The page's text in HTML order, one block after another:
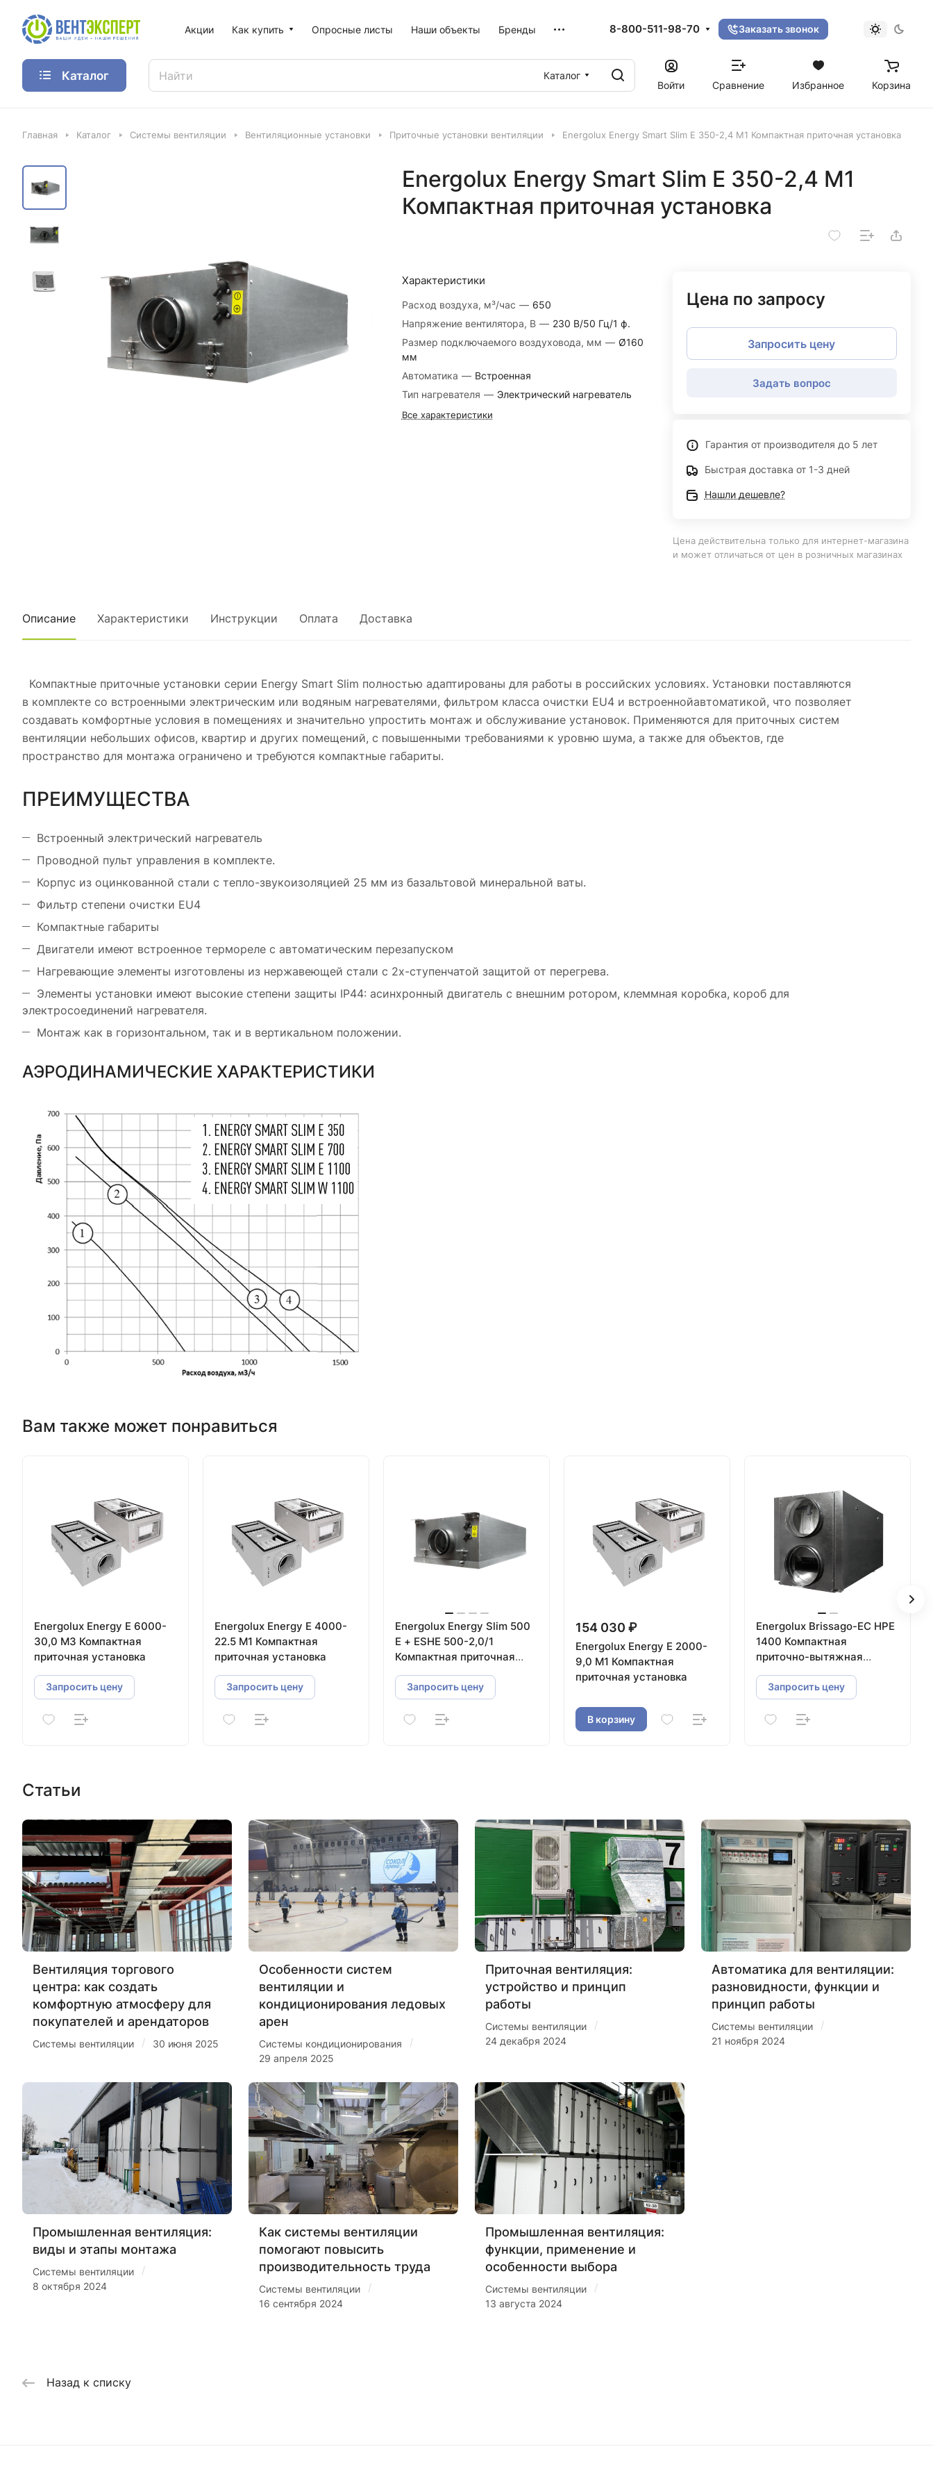
Акции Как купить Опросные листы Наши объекты Бренды 8-800-511-98-70 Заказать звонок
Каталог
Каталог
Войти
Сравнение Избранное Корзина
Главная Каталог Системы вентиляции Вентиляционные установки Приточные установки вентиляции Energolux Energy Smart Slim E 350-2,4 M1 Компактная приточная установка
Energolux Energy Smart Slim E 350-2,4 M1
Компактная приточная установка
Характеристики
Расход воздуха, м³/час — 650
Напряжение вентилятора, В — 230 В/50 Гц/1 ф.
Размер подключаемого воздуховода, мм — Ø160
мм
Автоматика — Встроенная
Тип нагревателя — Электрический нагреватель
Все характеристики
Цена по запросу
Запросить цену
Задать вопрос
Гарантия от производителя до 5 лет
Быстрая доставка от 1-3 дней
Нашли дешевле?
Цена действительна только для интернет-магазина
и может отличаться от цен в розничных магазинах
Описание Характеристики Инструкции Оплата Доставка
Компактные приточные установки серии Energy Smart Slim полностью адаптированы для работы в российских условиях. Установки поставляются
в комплекте со встроенными электрическим или водяным нагревателями, фильтром класса очистки EU4 и встроеннойавтоматикой, что позволяет
создавать комфортные условия в помещениях и значительно упростить монтаж и обслуживание установок. Применяются для приточных систем
вентиляции небольших офисов, квартир и других помещений, с повышенными требованиями к уровню шума, а также для объектов, где
пространство для монтажа ограничено и требуются компактные габариты.
ПРЕИМУЩЕСТВА
Встроенный электрический нагреватель
Проводной пульт управления в комплекте.
Корпус из оцинкованной стали с тепло-звукоизоляцией 25 мм из базальтовой минеральной ваты.
Фильтр степени очистки EU4
Компактные габариты
Двигатели имеют встроенное термореле с автоматическим перезапуском
Нагревающие элементы изготовлены из нержавеющей стали с 2х-ступенчатой защитой от перегрева.
Элементы установки имеют высокие степени защиты IP44: асинхронный двигатель с внешним ротором, клеммная коробка, короб для
электросоединений нагревателя.
Монтаж как в горизонтальном, так и в вертикальном положении.
АЭРОДИНАМИЧЕСКИЕ ХАРАКТЕРИСТИКИ
Вам также может понравиться
Energolux Energy E 6000-
30,0 M3 Компактная
приточная установка
Запросить цену
Energolux Energy E 4000-
22.5 M1 Компактная
приточная установка
Запросить цену
Energolux Energy Slim 500
E + ESHE 500-2,0/1
Компактная приточная
установка
Запросить цену
154 030 ₽
Energolux Energy E 2000-
9,0 M1 Компактная
приточная установка
В корзину
Energolux Brissago-EC HPE
1400 Компактная
приточно-вытяжная
установка с пластинчатым
рекуператором
Запросить цену
Статьи
Вентиляция торгового
центра: как создать
комфортную атмосферу для
покупателей и арендаторов
Системы вентиляции / 30 июня 2025
Особенности систем
вентиляции и
кондиционирования ледовых
арен
Системы кондиционирования /
29 апреля 2025
Приточная вентиляция:
устройство и принцип
работы
Системы вентиляции /
24 декабря 2024
Автоматика для вентиляции:
разновидности, функции и
принцип работы
Системы вентиляции /
21 ноября 2024
Промышленная вентиляция:
виды и этапы монтажа
Системы вентиляции /
8 октября 2024
Как системы вентиляции
помогают повысить
производительность труда
Системы вентиляции /
16 сентября 2024
Промышленная вентиляция:
функции, применение и
особенности выбора
Системы вентиляции /
13 августа 2024
Назад к списку